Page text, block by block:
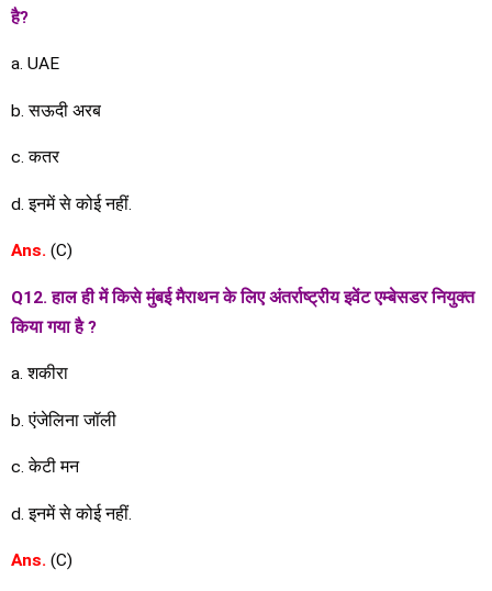
है?
a. UAE
b. सऊदी अरब
c. कतर
d. इनमें से कोई नहीं.
Ans. (C)
Q12. हाल ही में किसे मुंबई मैराथन के लिए अंतर्राष्ट्रीय इवेंट एम्बेसडर नियुक्त
किया गया है ?
a. शकीरा
b. एंजेलिना जॉली
c. केटी मन
d. इनमें से कोई नहीं.
Ans. (C)